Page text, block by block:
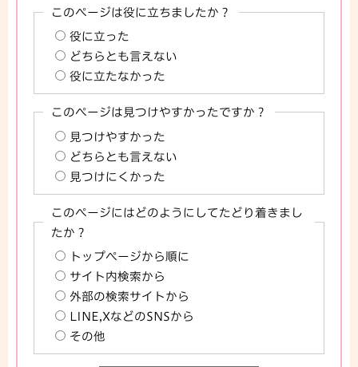
このページは役に立ちましたか？
役に立った
どちらとも言えない
役に立たなかった
このページは見つけやすかったですか？
見つけやすかった
どちらとも言えない
見つけにくかった
このページにはどのようにしてたどり着きまし
たか？
トップページから順に
サイト内検索から
外部の検索サイトから
LINE,XなどのSNSから
その他